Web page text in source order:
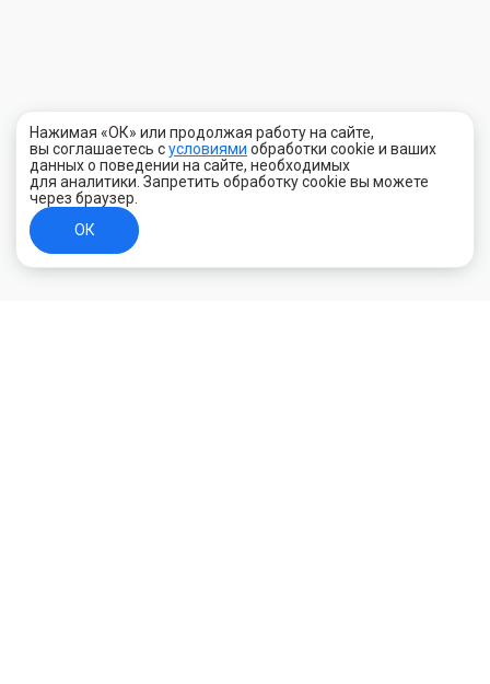
Нажимая «ОК» или продолжая работу на сайте,
вы соглашаетесь сусловиями обработки cookie и ваших
данных о поведении на сайте, необходимых
для аналитики. Запретить обработку cookie вы можете
через браузер.
ОК